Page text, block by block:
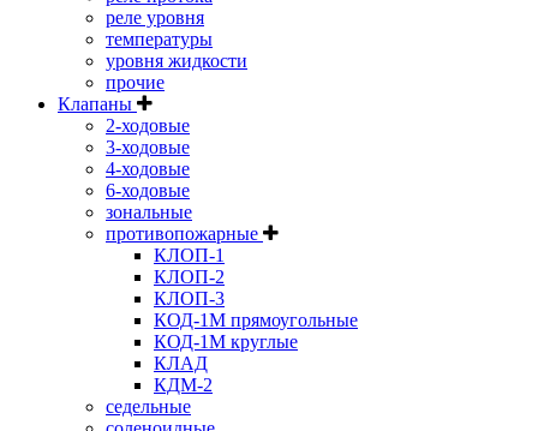
реле уровня
температуры
уровня жидкости
прочие
Клапаны
2-ходовые
3-ходовые
4-ходовые
6-ходовые
зональные
противопожарные
КЛОП-1
КЛОП-2
КЛОП-3
КОД-1М прямоугольные
КОД-1М круглые
КЛАД
КДМ-2
седельные